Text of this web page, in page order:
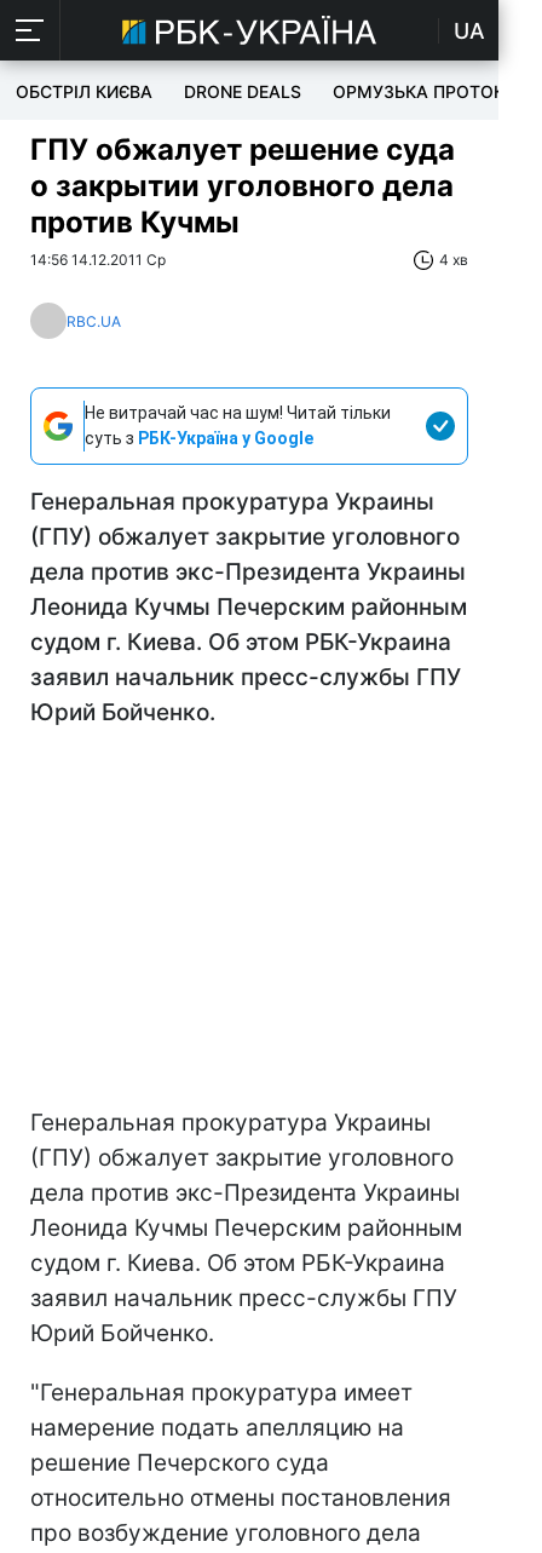
UA
ОБСТРІЛ КИЄВА DRONE DEALS ОРМУЗЬКА ПРОТОКА
ГПУ обжалует решение суда
о закрытии уголовного дела
против Кучмы
14:56 14.12.2011 Ср 4 хв
RBC.UA
Не витрачай час на шум! Читай тільки
суть з РБК-Україна у Google
Генеральная прокуратура Украины
(ГПУ) обжалует закрытие уголовного
дела против экс-Президента Украины
Леонида Кучмы Печерским районным
судом г. Киева. Об этом РБК-Украина
заявил начальник пресс-службы ГПУ
Юрий Бойченко.
Генеральная прокуратура Украины
(ГПУ) обжалует закрытие уголовного
дела против экс-Президента Украины
Леонида Кучмы Печерским районным
судом г. Киева. Об этом РБК-Украина
заявил начальник пресс-службы ГПУ
Юрий Бойченко.
"Генеральная прокуратура имеет
намерение подать апелляцию на
решение Печерского суда
относительно отмены постановления
про возбуждение уголовного дела